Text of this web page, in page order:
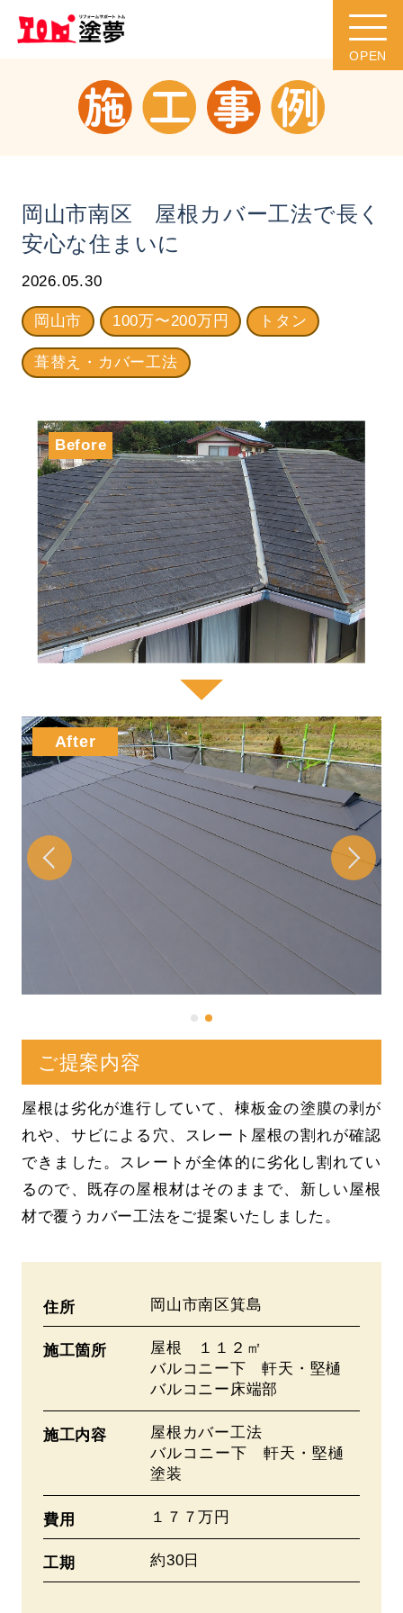
岡山市南区 屋根カバー工法で長く
安心な住まいに
2026.05.30
岡山市 100万〜200万円 トタン
葺替え・カバー工法
ご提案内容
屋根は劣化が進行していて、棟板金の塗膜の剥が
れや、サビによる穴、スレート屋根の割れが確認
できました。スレートが全体的に劣化し割れてい
るので、既存の屋根材はそのままで、新しい屋根
材で覆うカバー工法をご提案いたしました。
住所 岡山市南区箕島
施工箇所
屋根 １１２㎡
バルコニー下 軒天・堅樋
バルコニー床端部
施工内容
屋根カバー工法
バルコニー下 軒天・堅樋
塗装
費用 １７７万円
工期 約30日